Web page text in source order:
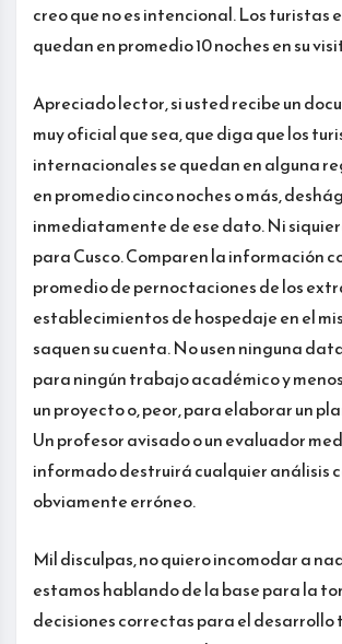
creo que no es intencional. Los turistas
quedan en promedio 10 noches en su
Apreciado lector, si usted recibe un
muy oficial que sea, que diga que los
internacionales se quedan en alguna
en promedio cinco noches o más,
inmediatamente de ese dato. Ni
para Cusco. Comparen la información
promedio de pernoctaciones de los
establecimientos de hospedaje en el
saquen su cuenta. No usen ninguna
para ningún trabajo académico y
un proyecto o, peor, para elaborar un
Un profesor avisado o un evaluador
informado destruirá cualquier análisis
obviamente erróneo.
Mil disculpas, no quiero incomodar a
estamos hablando de la base para la
decisiones correctas para el desarrollo